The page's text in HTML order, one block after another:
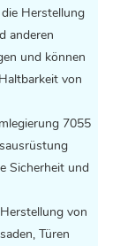
Herstellung
anderen
und können
von
7055
Sicherheit und
von
Türen